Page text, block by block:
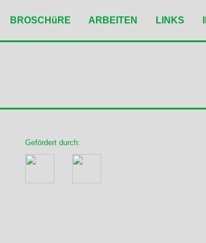
BROSCHüRE ARBEITEN LINKS
Gefördert durch: